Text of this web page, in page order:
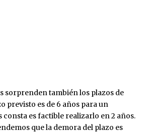
sorprenden también los plazos de
previsto es de 6 años para un
consta es factible realizarlo en 2 años.
que la demora del plazo es